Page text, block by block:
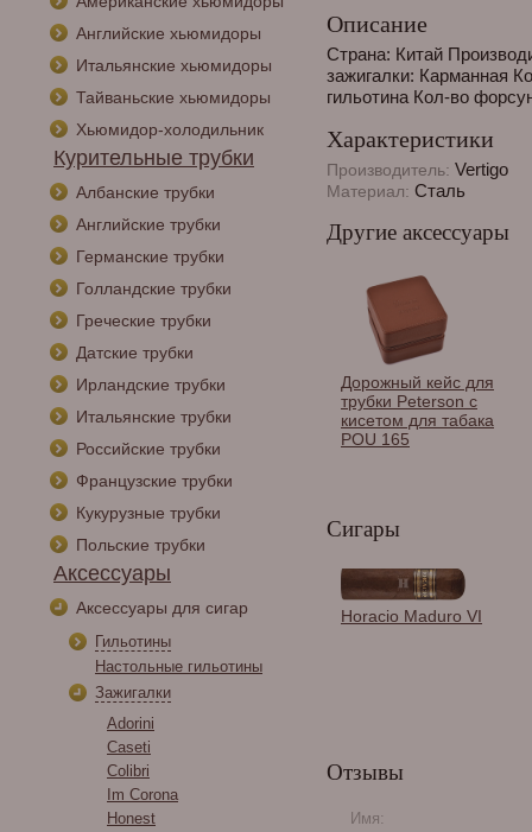
Английские хьюмидоры
Итальянские хьюмидоры
Тайваньские хьюмидоры
Хьюмидор-холодильник
Курительные трубки
Албанские трубки
Английские трубки
Германские трубки
Голландские трубки
Греческие трубки
Датские трубки
Ирландские трубки
Итальянские трубки
Российские трубки
Французские трубки
Кукурузные трубки
Польские трубки
Аксессуары
Аксессуары для сигар
Гильотины
Настольные гильотины
Зажигалки
Adorini
Caseti
Colibri
Im Corona
Honest
Описание
Страна: Китай
зажигалки: Карманная
гильотина Кол-во
Характеристики
Производитель: Vertigo
Материал: Сталь
Другие аксессуары
Дорожный кейс для
трубки Peterson с
кисетом для табака
POU 165
Ассорти из 4-х конфет
Сигары
Horacio Maduro VI
Отзывы
Имя: